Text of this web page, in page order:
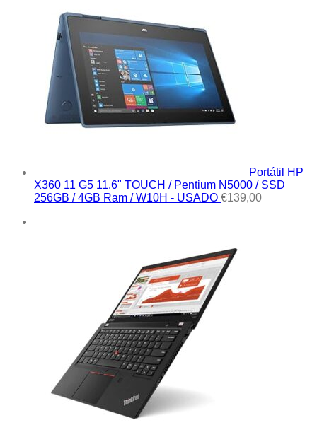
Portátil HP
X360 11 G5 11.6" TOUCH / Pentium N5000 / SSD
256GB / 4GB Ram / W10H - USADO €139,00